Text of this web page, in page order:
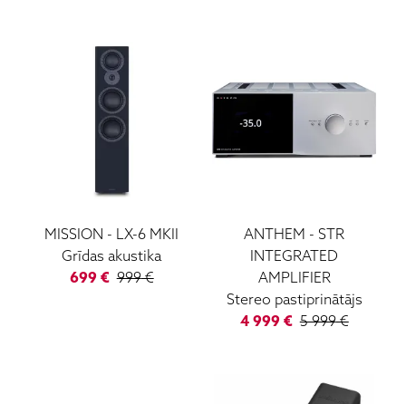
MISSION - LX-6 MKII
Grīdas akustika
699€ 999€
ANTHEM - STR
INTEGRATED
AMPLIFIER
Stereo pastiprinātājs
4 999€ 5 999€